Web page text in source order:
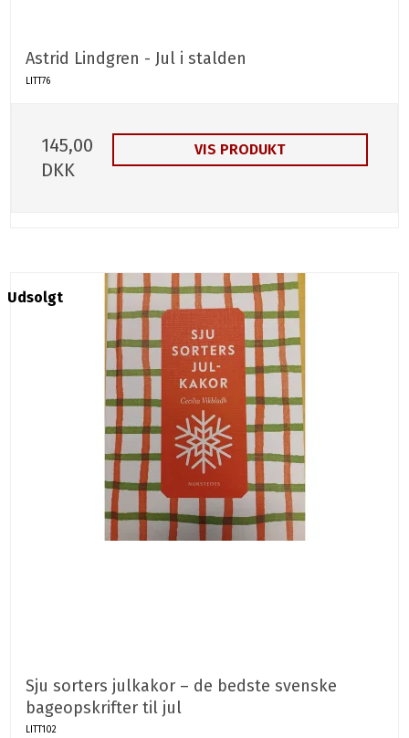
Astrid Lindgren - Jul i stalden
LITT76
145,00
DKK
VIS PRODUKT
Udsolgt
Sju sorters julkakor – de bedste svenske
bageopskrifter til jul
LITT102